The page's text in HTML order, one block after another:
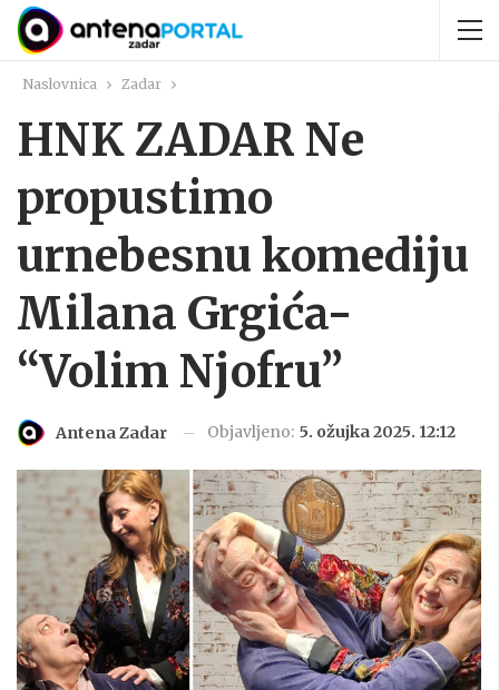
Naslovnica Zadar
HNK ZADAR Ne
propustimo
urnebesnu komediju
Milana Grgića-
“Volim Njofru”
Antena Zadar Objavljeno: 5. ožujka 2025. 12:12